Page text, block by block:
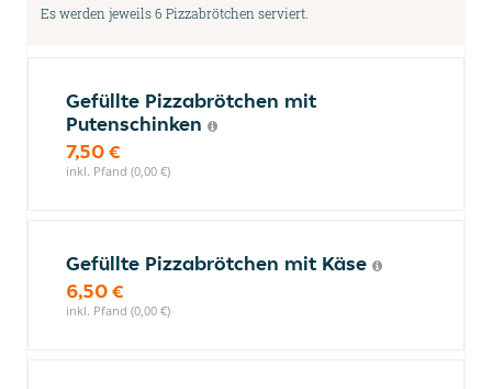
Es werden jeweils 6 Pizzabrötchen serviert.
Gefüllte Pizzabrötchen mit
Putenschinken
7,50 €
inkl. Pfand (0,00 €)
Gefüllte Pizzabrötchen mit Käse
6,50 €
inkl. Pfand (0,00 €)